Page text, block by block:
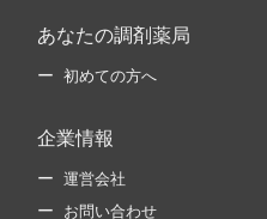
あなたの調剤薬局
初めての方へ
企業情報
運営会社
お問い合わせ